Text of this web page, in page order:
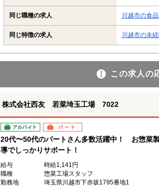
同じ職種の求人 川越市の食
同じ特徴の求人 川越市の未
この求人の
株式会社西友 若菜埼玉工場 7022
アルバイト パート
20代〜50代のパートさん多数活躍中！ お惣菜
導でしっかりサポート！
給与
時給1,141円
職種
惣菜工場スタッフ
勤務地
埼玉県川越市下赤坂1795番地1